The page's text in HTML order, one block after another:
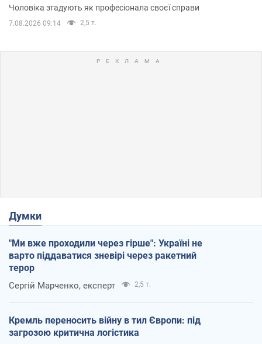
Чоловіка згадують як професіонала своєї справи
7.08.2026 09:14 2,5 т.
Думки
"Ми вже проходили через гірше": Україні не
варто піддаватися зневірі через ракетний
терор
Сергій Марченко, експерт 2,5 т.
Кремль переносить війну в тил Європи: під
загрозою критична логістика